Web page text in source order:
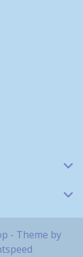
- Theme by